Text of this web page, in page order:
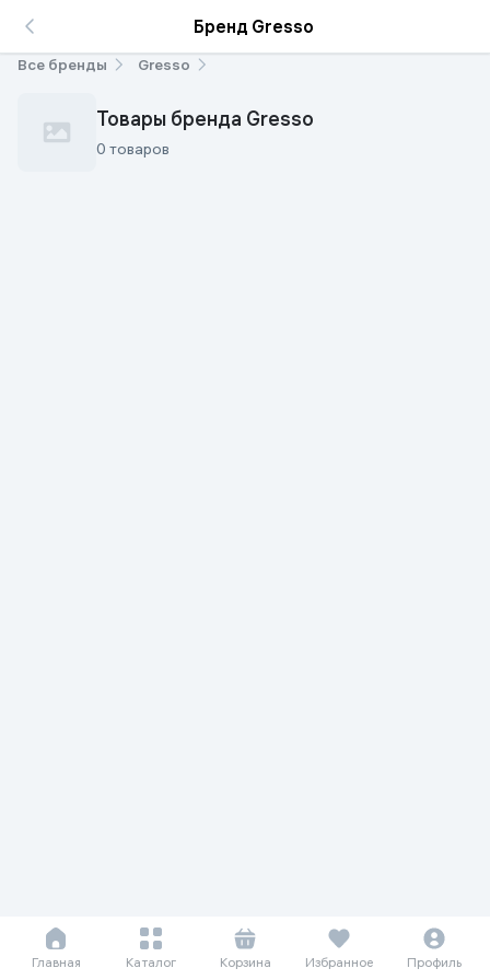
Бренд Gresso
Все бренды Gresso
Товары бренда Gresso
0 товаров
Главная Каталог Корзина Избранное Профиль